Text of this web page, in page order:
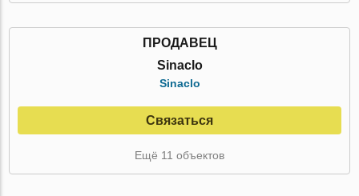
ПРОДАВЕЦ
Sinaclo
Sinaclo
Связаться
Ещё 11 объектов